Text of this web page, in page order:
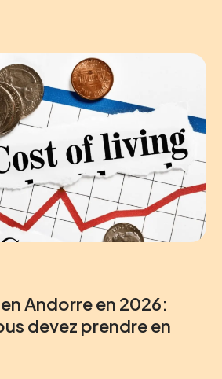
Andorre en 2026:
devez prendre en